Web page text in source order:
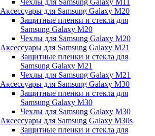
Аксессуары для Samsung Galaxy M20
Защитные пленки и стекла для
Samsung Galaxy M20
Чехлы для Samsung Galaxy M20
Аксессуары для Samsung Galaxy M21
Защитные пленки и стекла для
Samsung Galaxy M21
Чехлы для Samsung Galaxy M21
Аксессуары для Samsung Galaxy M30
Защитные пленки и стекла для
Samsung Galaxy M30
Чехлы для Samsung Galaxy M30
Аксессуары для Samsung Galaxy M30s
Защитные пленки и стекла для